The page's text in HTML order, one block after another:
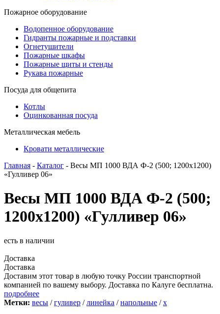
Пожарное оборудование
Водопенное оборудование
Гидранты пожарные и подставки
Огнетушители
Пожарные шкафы
Пожарные щиты и стенды
Рукава пожарные
Посуда для общепита
Котлы
Оцинкованная посуда
Металлическая мебель
Кровати металлические
Главная - Каталог - Весы МП 1000 ВДА Ф-2 (500; 1200х1200)
«Гулливер 06»
Весы МП 1000 ВДА Ф-2 (500;
1200х1200) «Гулливер 06»
есть в наличии
Доставка
Доставка
Доставим этот товар в любую точку России транспортной
компанией по вашему выбору. Доставка по Калуге бесплатна.
подробнее
Метки: весы /гуливер /линейка /напольные /х